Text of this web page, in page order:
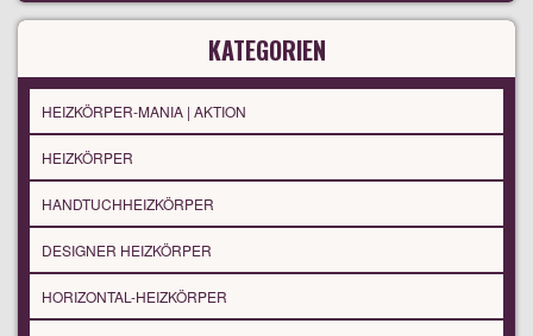
KATEGORIEN
HEIZKÖRPER-MANIA | AKTION
HEIZKÖRPER
HANDTUCHHEIZKÖRPER
DESIGNER HEIZKÖRPER
HORIZONTAL-HEIZKÖRPER